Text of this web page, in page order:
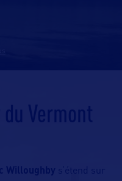
Vermont
Willoughby s’étend sur